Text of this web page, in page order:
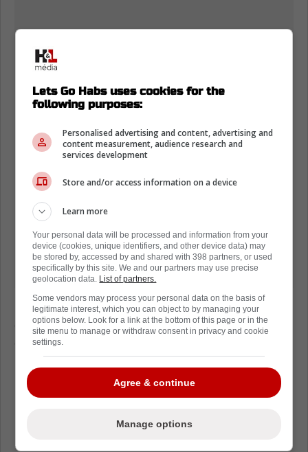
Le besoin d'ajouter un centre de qualité
derrièreNick Suzukisera certainement au
coeur des discussions.
Les séries ont démontré que le Canadien
possède un noyau prometteur, mais qu'il lui
pour rivaliser avec les meilleures équipes de
Lets Go Habs uses cookies for the
following purposes:
Personalised advertising and content, advertising and
content measurement, audience research and
services development
Store and/or access information on a device
Learn more
Your personal data will be processed and information from your
device (cookies, unique identifiers, and other device data) may
be stored by, accessed by and shared with 398 partners, or used
specifically by this site. We and our partners may use precise
geolocation data. List of partners.
Some vendors may process your personal data on the basis of
legitimate interest, which you can object to by managing your
options below. Look for a link at the bottom of this page or in the
site menu to manage or withdraw consent in privacy and cookie
settings.
Agree & continue
Manage options